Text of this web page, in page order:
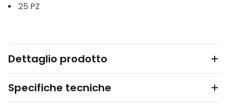
25 PZ
Dettaglio prodotto
Specifiche tecniche